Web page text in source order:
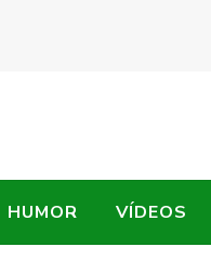
HUMOR VÍDEOS